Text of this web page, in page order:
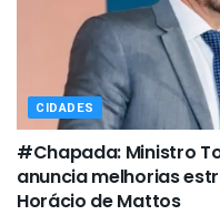
CIDADES
#Chapada: Ministro
anuncia melhorias
Horácio de Mattos